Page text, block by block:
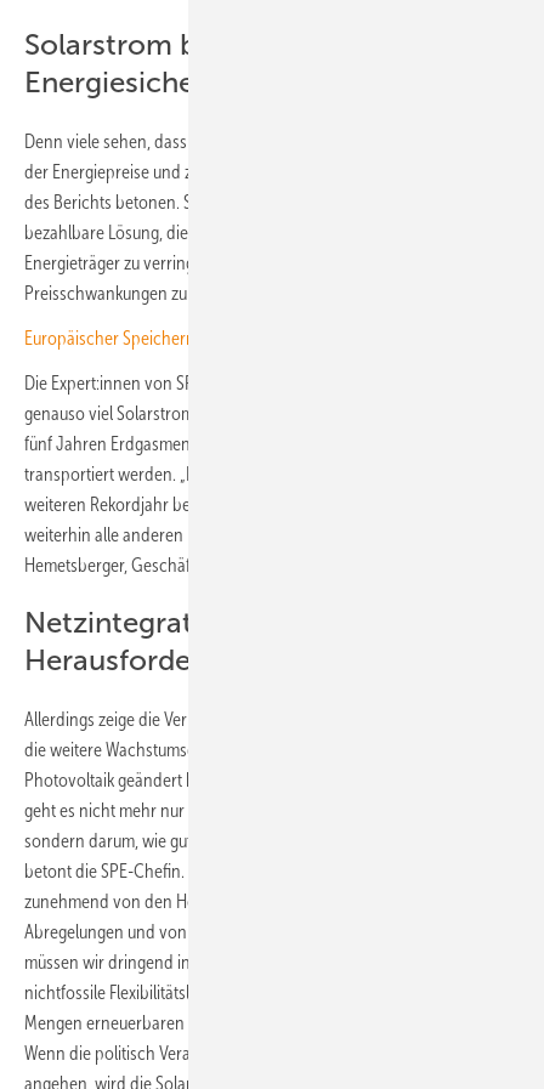
Solarstrom bedeutet
Energiesicherheit
Denn viele sehen, dass Solarstrom auch ein Beitrag zur Stabilisierung
der Energiepreise und zur Energiesicherheit ist, wie die Autor:innen
des Berichts betonen. Schließlich bietet sie eine heimische und
bezahlbare Lösung, die Abhängigkeit von Importen fossiler
Energieträger zu verringern und damit die Wirtschaft vor
Preisschwankungen zu sichern.
Europäischer Speichermarkt wächst weiter
Die Expert:innen von SPE betonen, dass im Jahr 2025 weltweit
genauso viel Solarstrom erzeugt wurde, wie mit der Verstromung von
fünf Jahren Erdgasmengen, die durch die Straße von Hormus
transportiert werden. „Das solare Zeitalter ist fest etabliert. Mit einem
weiteren Rekordjahr beim Zubau 2025 übertrifft die Solarenergie
weiterhin alle anderen Energietechnologien“, betont Walburga
Hemetsberger, Geschäftsführerin von Solarpower Europe.
Netzintegration wird neue
Herausforderung
Allerdings zeige die Verlangsamung des Wachstums im Jahr 2025 und
die weitere Wachstumsdelle im Jahr 2026, dass sich die Welt für die
Photovoltaik geändert habe. „Beim weiteren Ausbau der Solarenergie
geht es nicht mehr nur darum, mehr Kapazität bereitzustellen,
sondern darum, wie gut diese in das System integriert werden kann“,
betont die SPE-Chefin. „In immer mehr Märkten ist der weitere Ausbau
zunehmend von den Herausforderungen der Systemintegration, von
Abregelungen und von negativen Strompreisen begleitet. Deshalb
müssen wir dringend in Netze, Batteriespeicher und andere
nichtfossile Flexibilitätslösungen investieren, um die steigenden
Mengen erneuerbaren Stroms in unsere Netze integrieren zu können.
Wenn die politisch Verantwortlichen diese Herausforderungen
angehen, wird die Solarenergie weiterhin die Energiewende anführen